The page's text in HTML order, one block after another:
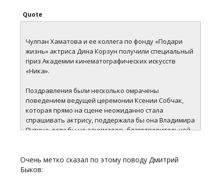
является лауреатом Нобелевской премии мира за
1990 год. Сама Чулпан Хаматова, узнав о том, что ее
отметила, что не ее надо благодарить за работу в
фонде, а врачей, которые каждый день спасают
детские жизни, благотворителей, волонтеров и
многих других.
Quote
Чулпан Хаматова и ее коллега по фонду «Подари
жизнь» актриса Дина Корзун получили специальный
приз Академии кинематографических искусств
«Ника».
Поздравления были несколько омрачены
поведением ведущей церемонии Ксении Собчак,
которая прямо на сцене неожиданно стала
спрашивать актрису, поддержала бы она Владимира
Путина, если бы не занималась благотворительной
«кинематографическом празднике», а зрители в
зале освистали Собчак за ее выходку.
Очень метко сказал по этому поводу Дмитрий
Быков: